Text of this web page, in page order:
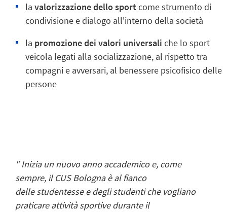
la valorizzazione dello sportcome strumento di
condivisione e dialogo all'interno della società
la promozione dei valori universali che lo sport
veicola legati alla socializzazione, al rispetto tra
compagni e avversari, al benessere psicofisico delle
persone
" Inizia un nuovo anno accademico e, come
sempre, il CUS Bologna è al fianco
delle studentesse e degli studenti che vogliano
praticare attività sportive durante il